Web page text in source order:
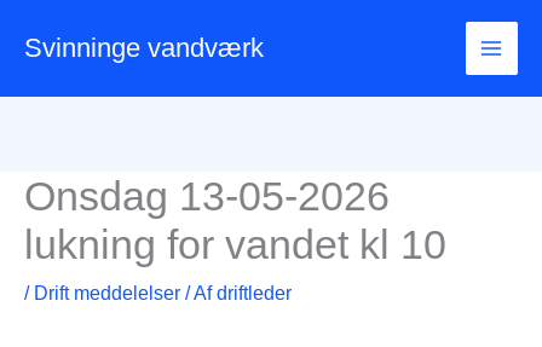
Svinninge vandværk
Onsdag 13-05-2026
lukning for vandet kl 10
/ Drift meddelelser / Afdriftleder